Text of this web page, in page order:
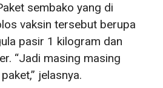
sembako yang di
vaksin tersebut berupa
pasir 1 kilogram dan
“Jadi masing masing
jelasnya.